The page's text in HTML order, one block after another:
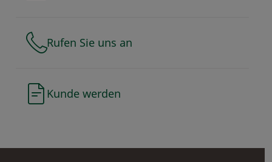
Rufen Sie uns an
Kunde werden